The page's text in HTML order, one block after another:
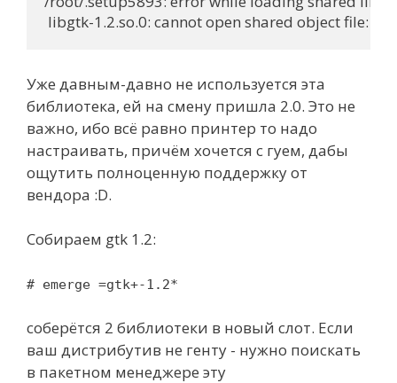
Уже давным-давно не используется эта
библиотека, ей на смену пришла 2.0. Это не
важно, ибо всё равно принтер то надо
настраивать, причём хочется с гуем, дабы
ощутить полноценную поддержку от
вендора :D.
Собираем gtk 1.2:
# emerge =gtk+-1.2*
соберётся 2 библиотеки в новый слот. Если
ваш дистрибутив не генту - нужно поискать
в пакетном менеджере эту